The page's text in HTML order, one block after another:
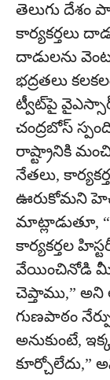
తెలుగు దేశం
కార్య‌క‌ర్త‌లు
దాడుల‌ను
భ‌ద్ర‌త‌లు
ట్వీట్‌పై
చంద్ర‌బోస్
రాష్ట్రానికి
నేత‌లు,
ఊరుకోమ‌ని
మాట్లాడుతూ,
కార్య‌క‌ర్త‌ల
వేయించినోడి
చెప్తాము,” అని
గుణ‌పాఠం
అనుకుంటే,
కూర్చోలేదు,”